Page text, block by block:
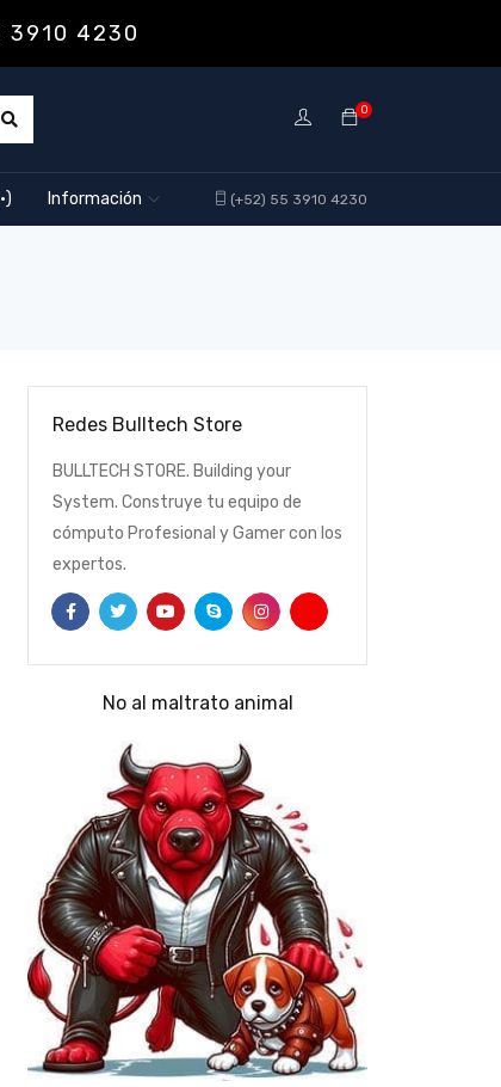
3910 4230
0
Información (+52) 55 3910 4230
Redes Bulltech Store
BULLTECH STORE. Building your
System. Construye tu equipo de
cómputo Profesional y Gamer con los
expertos.
No al maltrato animal